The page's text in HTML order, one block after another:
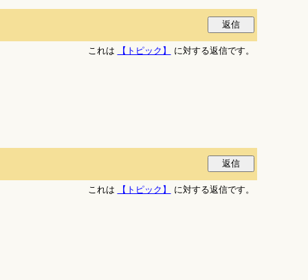
これは
【トピック】 に対する返信です。
これは
【トピック】 に対する返信です。